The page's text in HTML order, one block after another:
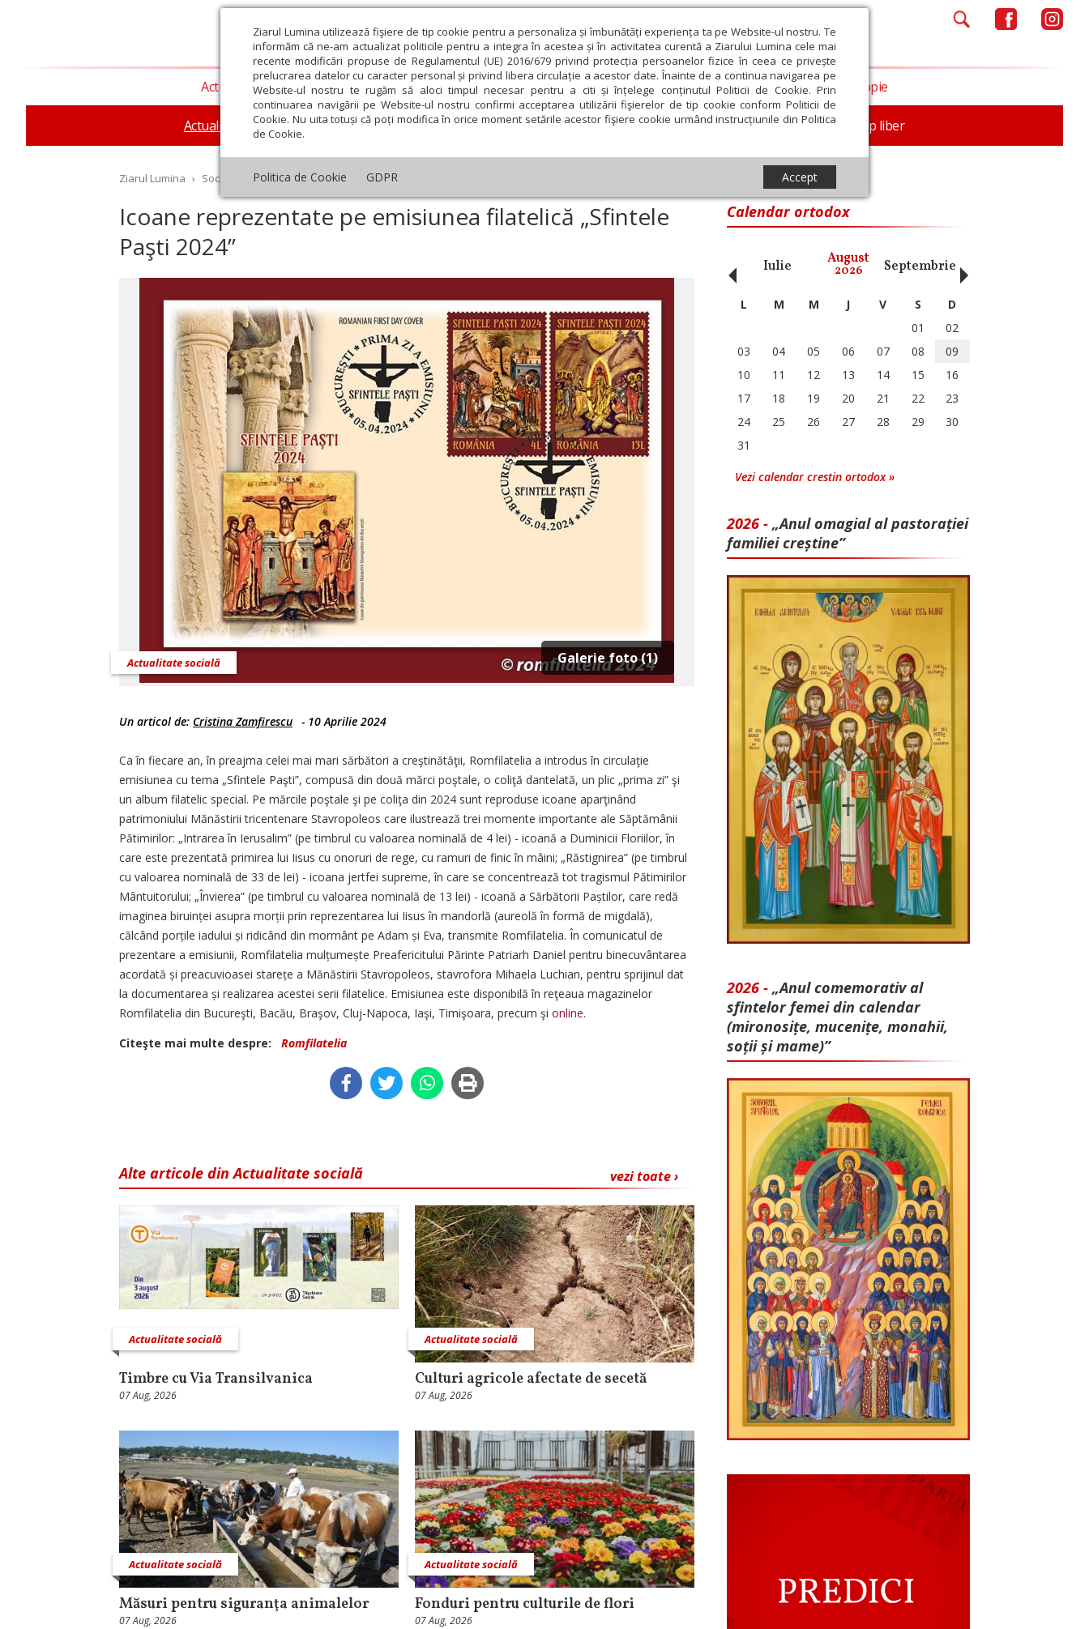
Ziarul Lumina utilizează fişiere de tip cookie pentru a personaliza și îmbunătăți experiența ta pe Website-ul nostru. Te
informăm că ne-am actualizat politicile pentru a integra în acestea și în activitatea curentă a Ziarului Lumina cele mai
recente modificări propuse de Regulamentul (UE) 2016/679 privind protecția persoanelor fizice în ceea ce privește
prelucrarea datelor cu caracter personal și privind libera circulație a acestor date. Înainte de a continua navigarea pe
Website-ul nostru te rugăm să aloci timpul necesar pentru a citi și înțelege conținutul Politicii de Cookie. Prin
continuarea navigării pe Website-ul nostru confirmi acceptarea utilizării fişierelor de tip cookie conform Politicii de
Cookie. Nu uita totuși că poți modifica în orice moment setările acestor fişiere cookie urmând instrucțiunile din Politica
de Cookie.
Politica de Cookie GDPR Accept
Actualitate religioasă Teologie și spiritualitate Educaţie și Cultură Societate
Actualitate socială Sănătate Analiză Reportaj Psihologie Religie și știință Familie Timp liber
Opinii Filantropie
Ziarul Lumina › Societate › Actualitate socială Icoane reprezentate pe emisiunea filatelică „Sfintele Paşti 2024”
Icoane reprezentate pe emisiunea filatelică „Sfintele
Paşti 2024”
Galerie foto (1)
Actualitate socială
Un articol de: Cristina Zamfirescu - 10 Aprilie 2024
Ca în fiecare an, în preajma celei mai mari sărbători a creştinătăţii, Romfilatelia a introdus în circulaţie
emisiunea cu tema „Sfintele Paşti”, compusă din două mărci poştale, o coliţă dantelată, un plic „prima zi” şi
un album filatelic special. Pe mărcile poştale şi pe coliţa din 2024 sunt reproduse icoane aparţinând
patrimoniului Mănăstirii tricentenare Stavropoleos care ilustrează trei momente importante ale Săptămânii
Pătimirilor: „Intrarea în Ierusalim” (pe timbrul cu valoarea nominală de 4 lei) - icoană a Duminicii Floriilor, în
care este prezentată primirea lui Iisus cu onoruri de rege, cu ramuri de finic în mâini; „Răstignirea” (pe timbrul
cu valoarea nominală de 33 de lei) - icoana jertfei supreme, în care se concentrează tot tragismul Pătimirilor
Mântuitorului; „Învierea” (pe timbrul cu valoarea nominală de 13 lei) - icoană a Sărbătorii Paștilor, care redă
imaginea biruinței asupra morții prin reprezentarea lui Iisus în mandorlă (aureolă în formă de migdală),
călcând porțile iadului și ridicând din mormânt pe Adam și Eva, transmite Romfilatelia. În comunicatul de
prezentare a emisiunii, Romfilatelia mulțumește Preafericitului Părinte Patriarh Daniel pentru binecuvântarea
acordată și preacuvioasei starețe a Mănăstirii Stavropoleos, stavrofora Mihaela Luchian, pentru sprijinul dat
la documentarea și realizarea acestei serii filatelice. Emisiunea este disponibilă în reţeaua magazinelor
Romfilatelia din Bucureşti, Bacău, Braşov, Cluj-Napoca, Iaşi, Timişoara, precum şi online.
Citeşte mai multe despre:
Romfilatelia
vezi toate ›
Alte articole din Actualitate socială
Actualitate socială
Timbre cu Via Transilvanica
07 Aug, 2026
Actualitate socială
Culturi agricole afectate de secetă
07 Aug, 2026
Actualitate socială
Măsuri pentru siguranţa animalelor
07 Aug, 2026
Actualitate socială
Fonduri pentru culturile de flori
07 Aug, 2026
Calendar ortodox
Octombrie Iulie August
2026 Septembrie Octombrie
‹ L M M J V S
D
01
02
03
04 05 06 07 08
09
10
11 12 13 14 15
16
17
18 19 20 21 22
23
24
25 26 27 28 29
30
31
Vezi calendar crestin ortodox »
2026 - „Anul omagial al pastorației
familiei creștine”
2026 - „Anul comemorativ al
sfintelor femei din calendar
(mironosițe, mu­cenițe, monahii,
soții și mame)”